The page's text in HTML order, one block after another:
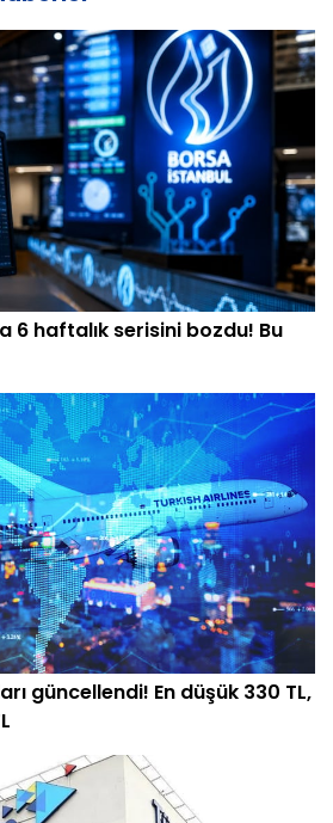
6 haftalık serisini bozdu! Bu
güncellendi! En düşük 330 TL,